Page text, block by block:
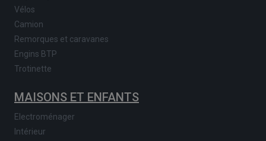
Vélos
Camion
Remorques et caravanes
Engins BTP
Trotinette
MAISONS ET ENFANTS
Electroménager
Intérieur